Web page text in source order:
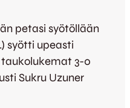
petasi syötöllään
syötti upeasti
3-0
Sukru Uzuner